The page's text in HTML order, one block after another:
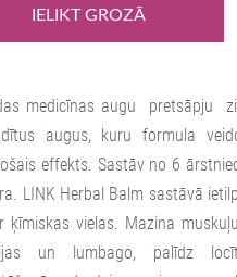
IELIKT GROZĀ
medicīnas augu pretsāpju
augus, kuru formula
effekts. Sastāv no 6
LINK Herbal Balm sastāvā
ķīmiskas vielas. Mazina
un lumbago, palīdz